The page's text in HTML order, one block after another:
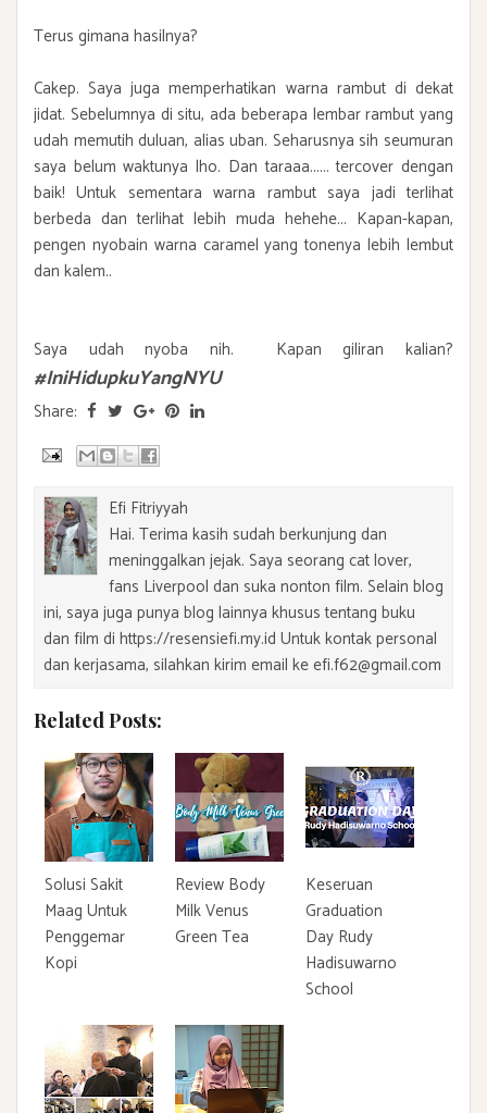
Terus gimana hasilnya?
Cakep. Saya juga memperhatikan warna rambut di dekat
jidat. Sebelumnya di situ, ada beberapa lembar rambut yang
udah memutih duluan, alias uban. Seharusnya sih seumuran
saya belum waktunya lho. Dan taraaa...... tercover dengan
baik! Untuk sementara warna rambut saya jadi terlihat
berbeda dan terlihat lebih muda hehehe... Kapan-kapan,
pengen nyobain warna caramel yang tonenya lebih lembut
dan kalem..
Saya udah nyoba nih. Kapan giliran kalian?
#IniHidupkuYangNYU
Share:
Efi Fitriyyah
Hai. Terima kasih sudah berkunjung dan
meninggalkan jejak. Saya seorang cat lover,
fans Liverpool dan suka nonton film. Selain blog
ini, saya juga punya blog lainnya khusus tentang buku
dan film di https://resensiefi.my.id Untuk kontak personal
dan kerjasama, silahkan kirim email ke efi.f62@gmail.com
Related Posts:
Solusi Sakit
Maag Untuk
Penggemar
Kopi
Review Body
Milk Venus
Green Tea
Keseruan
Graduation
Day Rudy
Hadisuwarno
School